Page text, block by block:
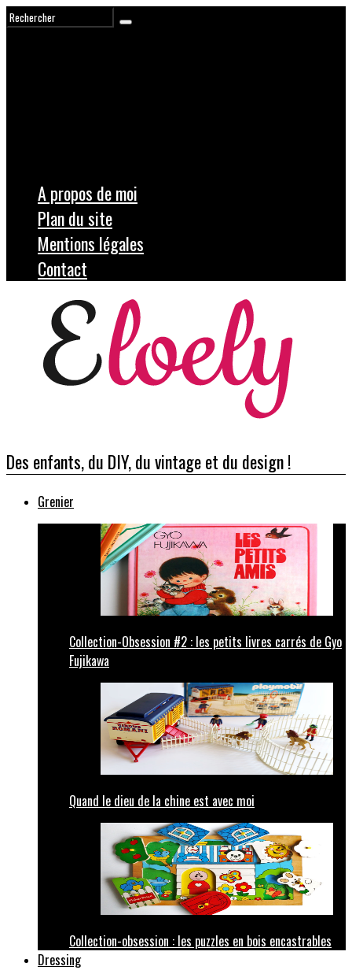
A propos de moi
Plan du site
Mentions légales
Contact
Des enfants, du DIY, du vintage et du design !
Grenier
Collection-Obsession #2 : les petits livres carrés de Gyo
Fujikawa
Quand le dieu de la chine est avec moi
Collection-obsession : les puzzles en bois encastrables
Dressing